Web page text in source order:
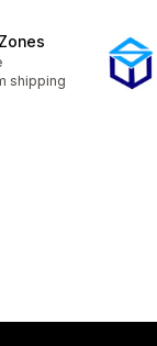
shipping